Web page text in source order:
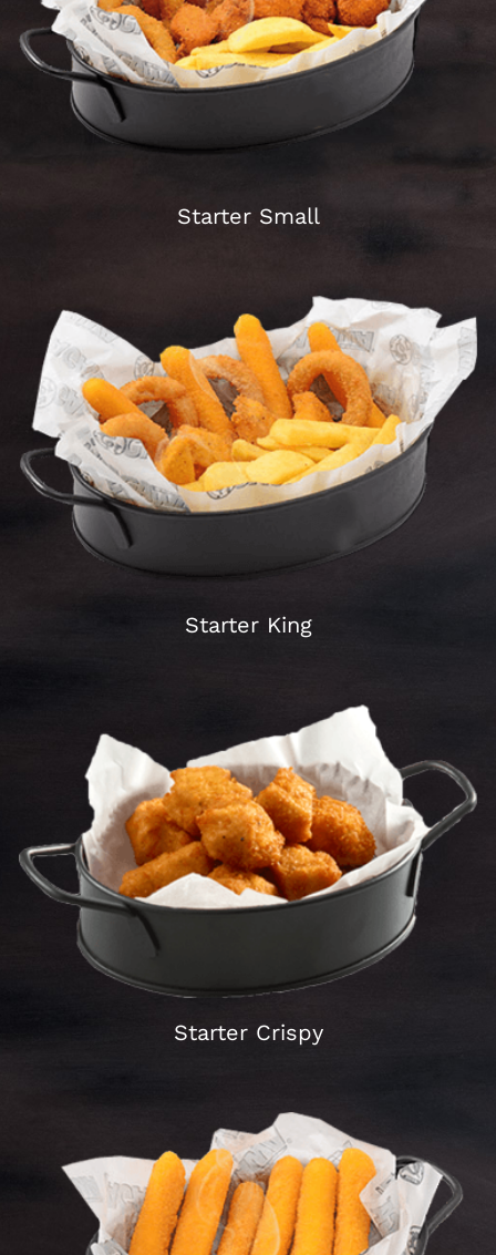
Schließen
Starter Small
crispy fried chicken pieces, onion rings and 5-spiced
french fries
Schließen
Starter King
crispy fried chicken pieces, mozzarella sticks, onion
rings and 5-spiced french fries
Schließen
Starter Crispy
fresh breaded chicken
Schließen